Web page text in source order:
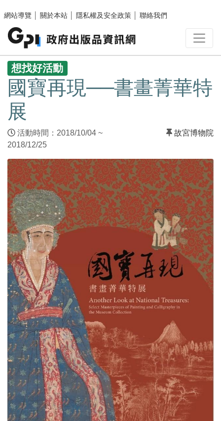
網站導覽
關於本站 隱私權及安全政策 聯絡我們
:::
想找好活動
國寶再現──書畫菁華特
展
活動時間：2018/10/04 ~
2018/12/25
故宮博物院